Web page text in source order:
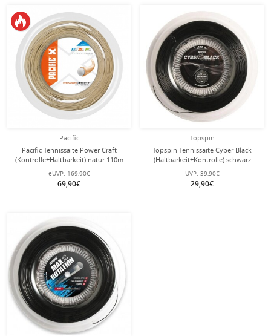
Pacific
Pacific Tennissaite Power Craft
(Kontrolle+Haltbarkeit) natur 110m
Rolle
eUVP: 169,90€
69,90€
Topspin
Topspin Tennissaite Cyber Black
(Haltbarkeit+Kontrolle) schwarz
110m Rolle
UVP: 39,90€
29,90€